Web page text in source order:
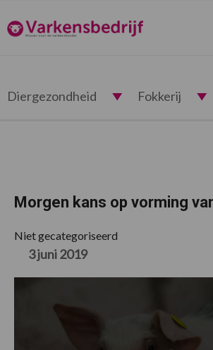
de
hoofdnavigatie
de
hoofd
de
eerste
de
voettekst
Varkensbedrijf.nl
Diergezondheid Fokkerij
Morgen kans op vorming
Niet gecategoriseerd
3 juni 2019